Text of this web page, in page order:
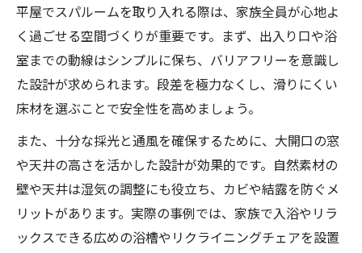
味
無垢材の質感が生むスパルームの温もり効
果
平屋で体感する無垢材の調湿性と快適さ
自然素材の家の中で無垢材が活きる理由
長持ちする平屋のスパルーム実例に学ぶ
勾配天井が広がる自然素材の家でくつろぎを深
める
平屋 自然素材の家は勾配天井で開放感アッ
プ
平屋でスパルームを取り入れる際は、家族全員が心地よ
く過ごせる空間づくりが重要です。まず、出入り口や浴
室までの動線はシンプルに保ち、バリアフリーを意識し
た設計が求められます。段差を極力なくし、滑りにくい
床材を選ぶことで安全性を高めましょう。
また、十分な採光と通風を確保するために、大開口の窓
や天井の高さを活かした設計が効果的です。自然素材の
壁や天井は湿気の調整にも役立ち、カビや結露を防ぐメ
リットがあります。実際の事例では、家族で入浴やリラ
ックスできる広めの浴槽やリクライニングチェアを設置